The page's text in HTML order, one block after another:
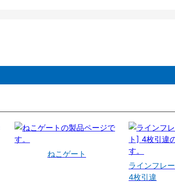
ねこゲート
ラインフレ
4枚引違